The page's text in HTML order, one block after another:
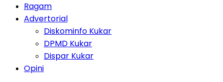
Ragam
Advertorial
Diskominfo Kukar
DPMD Kukar
Dispar Kukar
Opini